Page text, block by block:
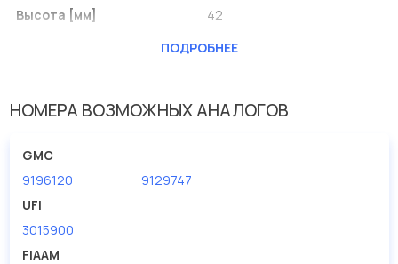
Высота [мм]
42
290
ПОДРОБНЕЕ
НОМЕРА ВОЗМОЖНЫХ АНАЛОГОВ
GMC
9196120
9129747
UFI
3015900
FIAAM